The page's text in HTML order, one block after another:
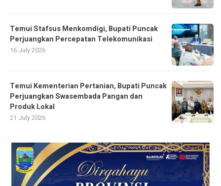
Temui Stafsus Menkomdigi, Bupati Puncak
Perjuangkan Percepatan Telekomunikasi
16 July 2026
Temui Kementerian Pertanian, Bupati Puncak
Perjuangkan Swasembada Pangan dan
Produk Lokal
21 July 2026